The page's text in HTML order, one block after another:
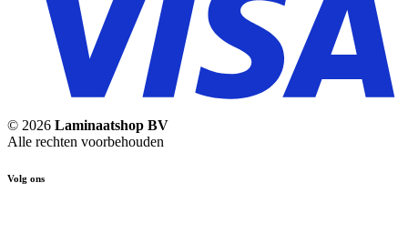
© 2026 Laminaatshop BV
Alle rechten voorbehouden
Volg ons